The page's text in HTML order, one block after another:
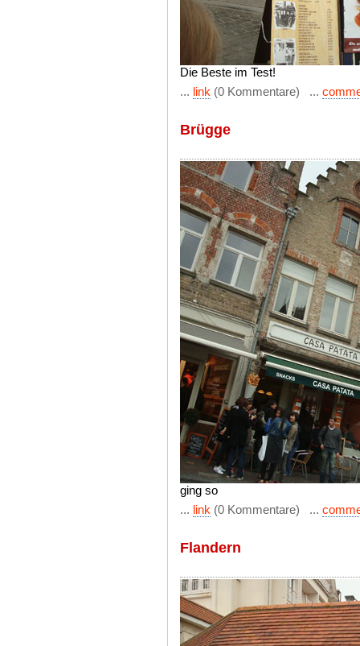
Die Beste im Test!
... link (0 Kommentare) ...
Brügge
ging so
... link (0 Kommentare) ...
Flandern